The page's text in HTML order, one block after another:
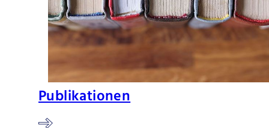
Publikationen